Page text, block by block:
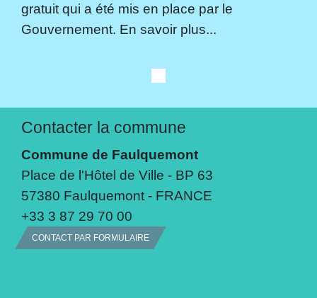
gratuit qui a été mis en place par le
Gouvernement. En savoir plus...
Contacter la commune
Commune de Faulquemont
Place de l'Hôtel de Ville - BP 63
57380 Faulquemont - FRANCE
+33 3 87 29 70 00
CONTACT PAR FORMULAIRE